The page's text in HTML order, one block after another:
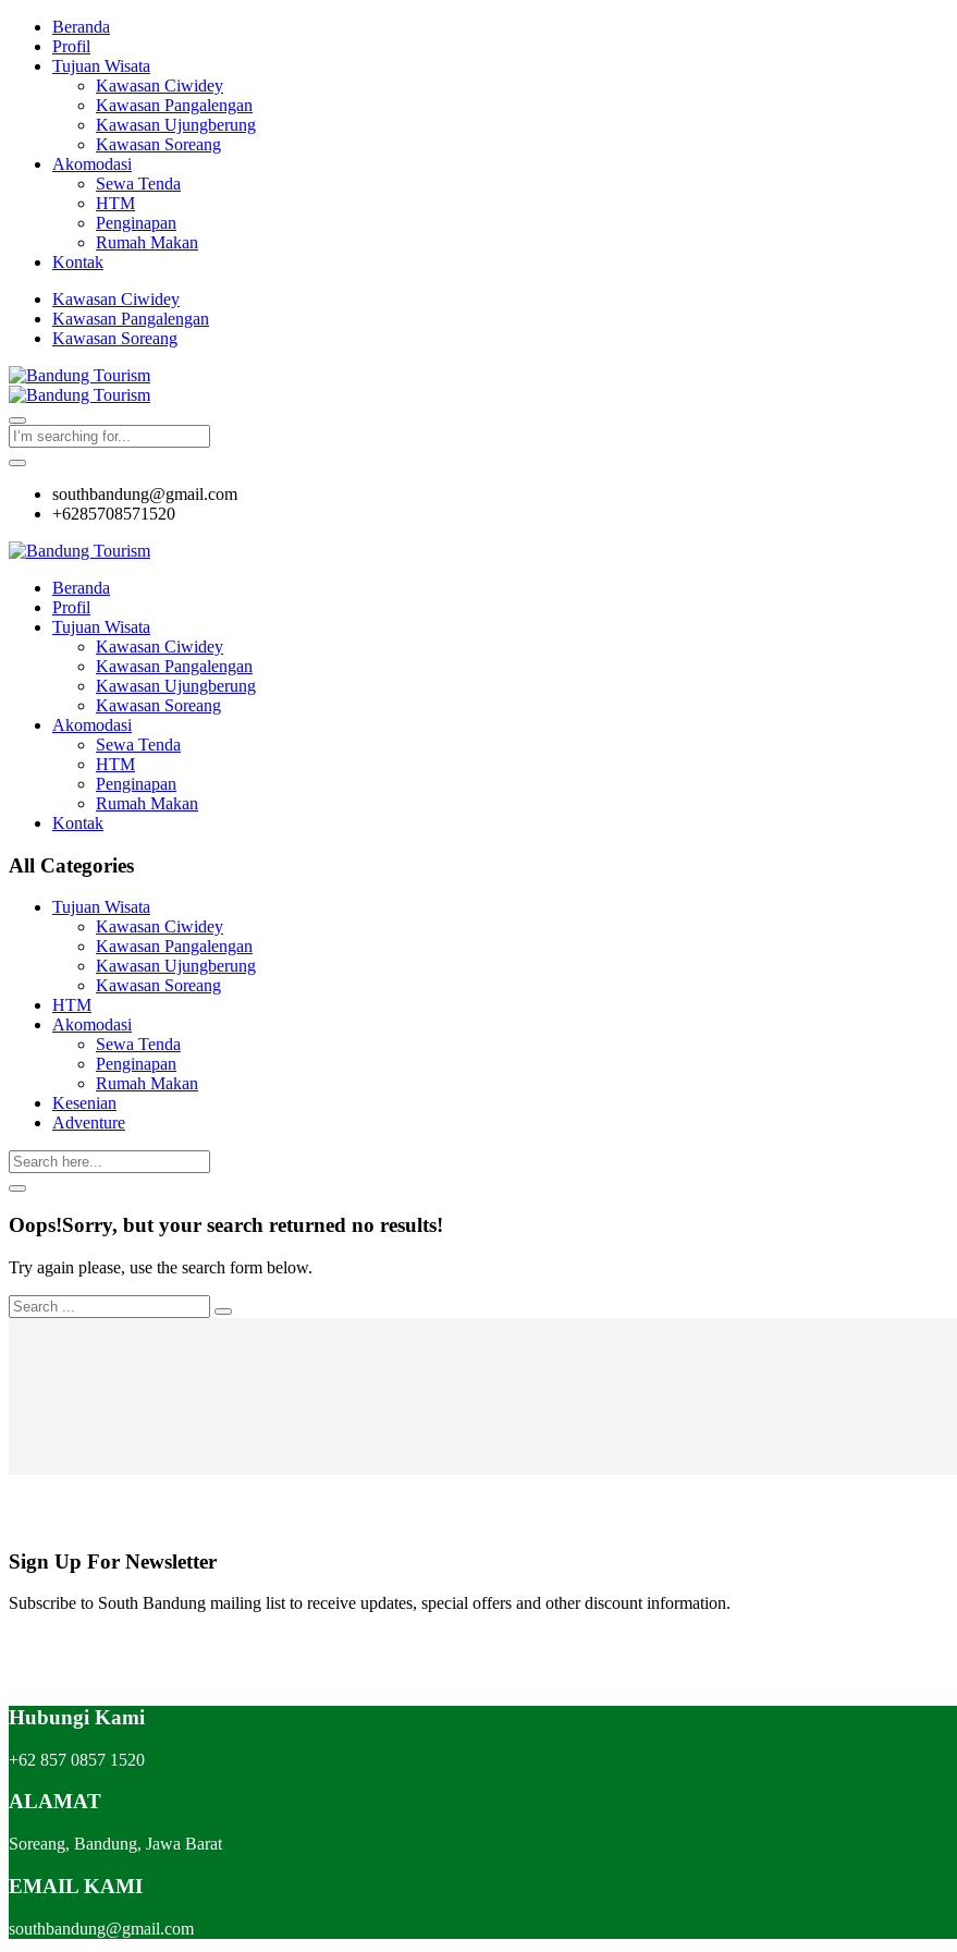
Beranda
Profil
Tujuan Wisata
Kawasan Ciwidey
Kawasan Pangalengan
Kawasan Ujungberung
Kawasan Soreang
Akomodasi
Sewa Tenda
HTM
Penginapan
Rumah Makan
Kontak
Kawasan Ciwidey
Kawasan Pangalengan
Kawasan Soreang
southbandung@gmail.com
+6285708571520
Beranda
Profil
Tujuan Wisata
Kawasan Ciwidey
Kawasan Pangalengan
Kawasan Ujungberung
Kawasan Soreang
Akomodasi
Sewa Tenda
HTM
Penginapan
Rumah Makan
Kontak
All Categories
Tujuan Wisata
Kawasan Ciwidey
Kawasan Pangalengan
Kawasan Ujungberung
Kawasan Soreang
HTM
Akomodasi
Sewa Tenda
Penginapan
Rumah Makan
Kesenian
Adventure
Oops!Sorry, but your search returned no results!
Try again please, use the search form below.
Sign Up For Newsletter
Subscribe to South Bandung mailing list to receive updates, special offers and other discount information.
Hubungi Kami
+62 857 0857 1520
ALAMAT
Soreang, Bandung, Jawa Barat
EMAIL KAMI
southbandung@gmail.com